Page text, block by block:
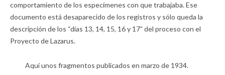
comportamiento de los especímenes con que trabajaba. Ese
documento está desaparecido de los registros y sólo queda la
descripción de los “días 13, 14, 15, 16 y 17” del proceso con el
Proyecto de Lazarus.
Aquí unos fragmentos publicados en marzo de 1934.